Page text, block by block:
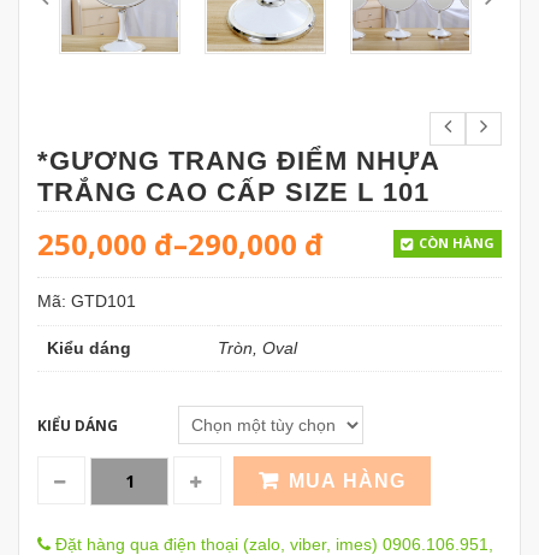
*GƯƠNG TRANG ĐIỂM NHỰA
TRẮNG CAO CẤP SIZE L 101
250,000 đ–290,000 đ CÒN HÀNG
Mã: GTD101
Kiểu dáng Tròn, Oval
KIỂU DÁNG
MUA HÀNG
Đặt hàng qua điện thoại (zalo, viber, imes) 0906.106.951,